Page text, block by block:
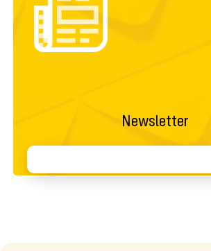
Newsletter